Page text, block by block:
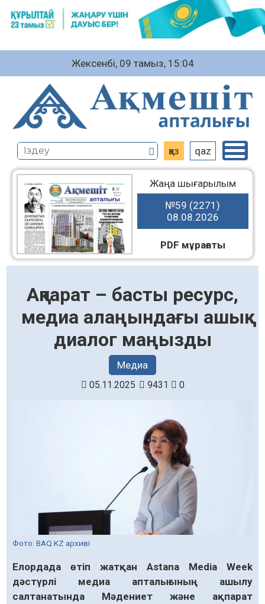
Жексенбі, 09 тамыз, 15:04
қаз qaz
Жаңа шығарылым
№59 (2271)
08.08.2026
PDF мұрағаты
Ақпарат – басты ресурс,
медиа алаңындағы ашық
диалог маңызды
Медиа
05.11.2025 9431 0
Фото: BAQ.KZ архиві
Елордада өтіп жатқан Astana Media Week
дәстүрлі медиа апталығының ашылу
салтанатында Мәдениет және ақпарат